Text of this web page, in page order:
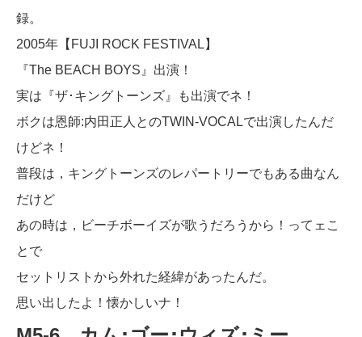
録。
2005年【FUJI ROCK FESTIVAL】
『The BEACH BOYS』出演！
実は『ザ･キングトーンズ』も出演でネ！
ボクは恩師:内田正人とのTWIN-VOCALで出演したんだ
けどネ！
普段は，キングトーンズのレパートリーでもある曲なん
だけど
あの時は，ビーチボーイズが歌うだろうから！ってェこ
とで
セットリストから外れた経緯があったんだ。
思い出したよ！懐かしいナ！